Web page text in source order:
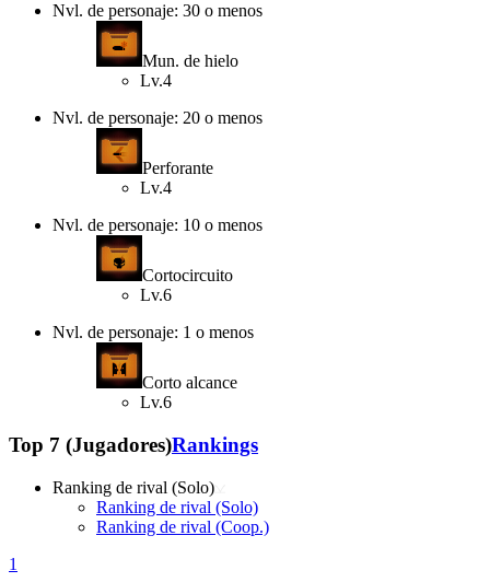
Nvl. de personaje: 30 o menos
Mun. de hielo
Lv.4
Nvl. de personaje: 20 o menos
Perforante
Lv.4
Nvl. de personaje: 10 o menos
Cortocircuito
Lv.6
Nvl. de personaje: 1 o menos
Corto alcance
Lv.6
Top 7 (Jugadores)Rankings
Ranking de rival (Solo)
Ranking de rival (Solo)
Ranking de rival (Coop.)
1